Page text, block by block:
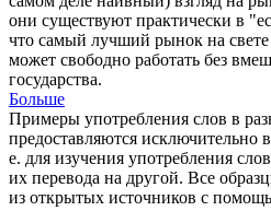
они существуют практически в
что самый лучший рынок на
может свободно работать без
государства.
Больше
Примеры употребления слов в
предоставляются исключительно
е. для изучения употребления
их перевода на другой. Все
из открытых источников с